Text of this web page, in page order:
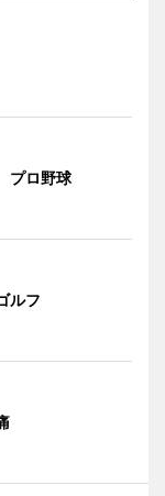
プロ野球
ルフ